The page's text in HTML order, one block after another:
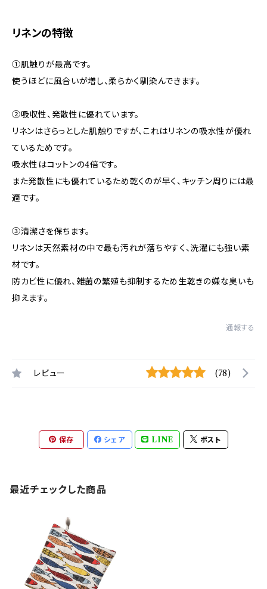
リネンの特徴
①肌触りが最高です。
使うほどに風合いが増し、柔らかく馴染んできます。
②吸収性、発散性に優れています。
リネンはさらっとした肌触りですが、これはリネンの吸水性が優れ
ているためです。
吸水性はコットンの4倍です。
また発散性にも優れているため乾くのが早く、キッチン周りには最
適です。
③清潔さを保ちます。
リネンは天然素材の中で最も汚れが落ちやすく、洗濯にも強い素
材です。
防カビ性に優れ、雑菌の繁殖も抑制するため生乾きの嫌な臭いも
抑えます。
通報する
レビュー (78)
保存 シェア LINE ポスト
最近チェックした商品